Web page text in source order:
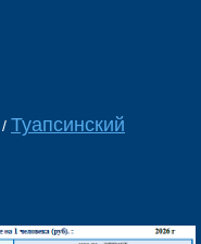
/ Туапсинский